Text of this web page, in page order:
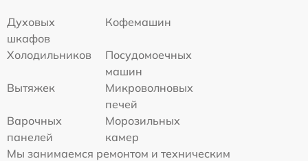
Духовых
шкафов
Кофемашин
Холодильников
Посудомоечных
машин
Вытяжек
Микроволновых
печей
Варочных
панелей
Морозильных
камер
Мы занимаемся ремонтом и техническим